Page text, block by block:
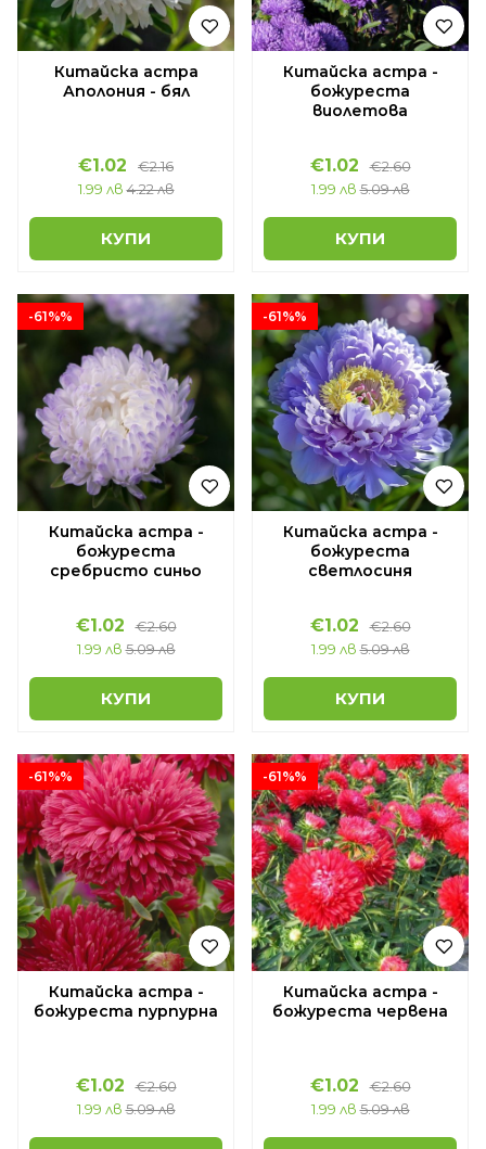
Китайска астра
Аполония - бял
€1.02
€2.16
1.99 лв 4.22 лв
КУПИ
Китайска астра -
божуреста
виолетова
€1.02
€2.60
1.99 лв 5.09 лв
КУПИ
-61%%
Китайска астра -
божуреста
сребристо синьо
€1.02
€2.60
1.99 лв 5.09 лв
КУПИ
-61%%
Китайска астра -
божуреста
светлосиня
€1.02
€2.60
1.99 лв 5.09 лв
КУПИ
-61%%
Китайска астра -
божуреста пурпурна
€1.02
€2.60
1.99 лв 5.09 лв
-61%%
Китайска астра -
божуреста червена
€1.02
€2.60
1.99 лв 5.09 лв